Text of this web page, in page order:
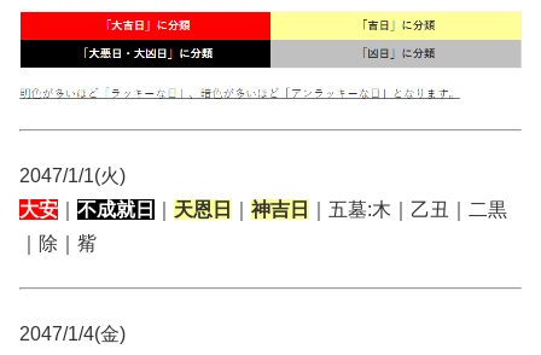
2047/1/1(火)
大安
不成就日 天恩日 神吉日
｜五墓:木｜乙丑｜二黒
｜除｜觜
2047/1/4(金)